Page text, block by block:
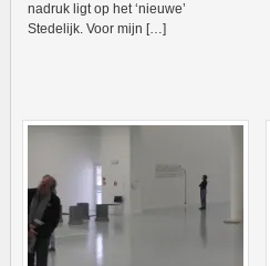
nadruk ligt op het ‘nieuwe’
Stedelijk. Voor mijn […]